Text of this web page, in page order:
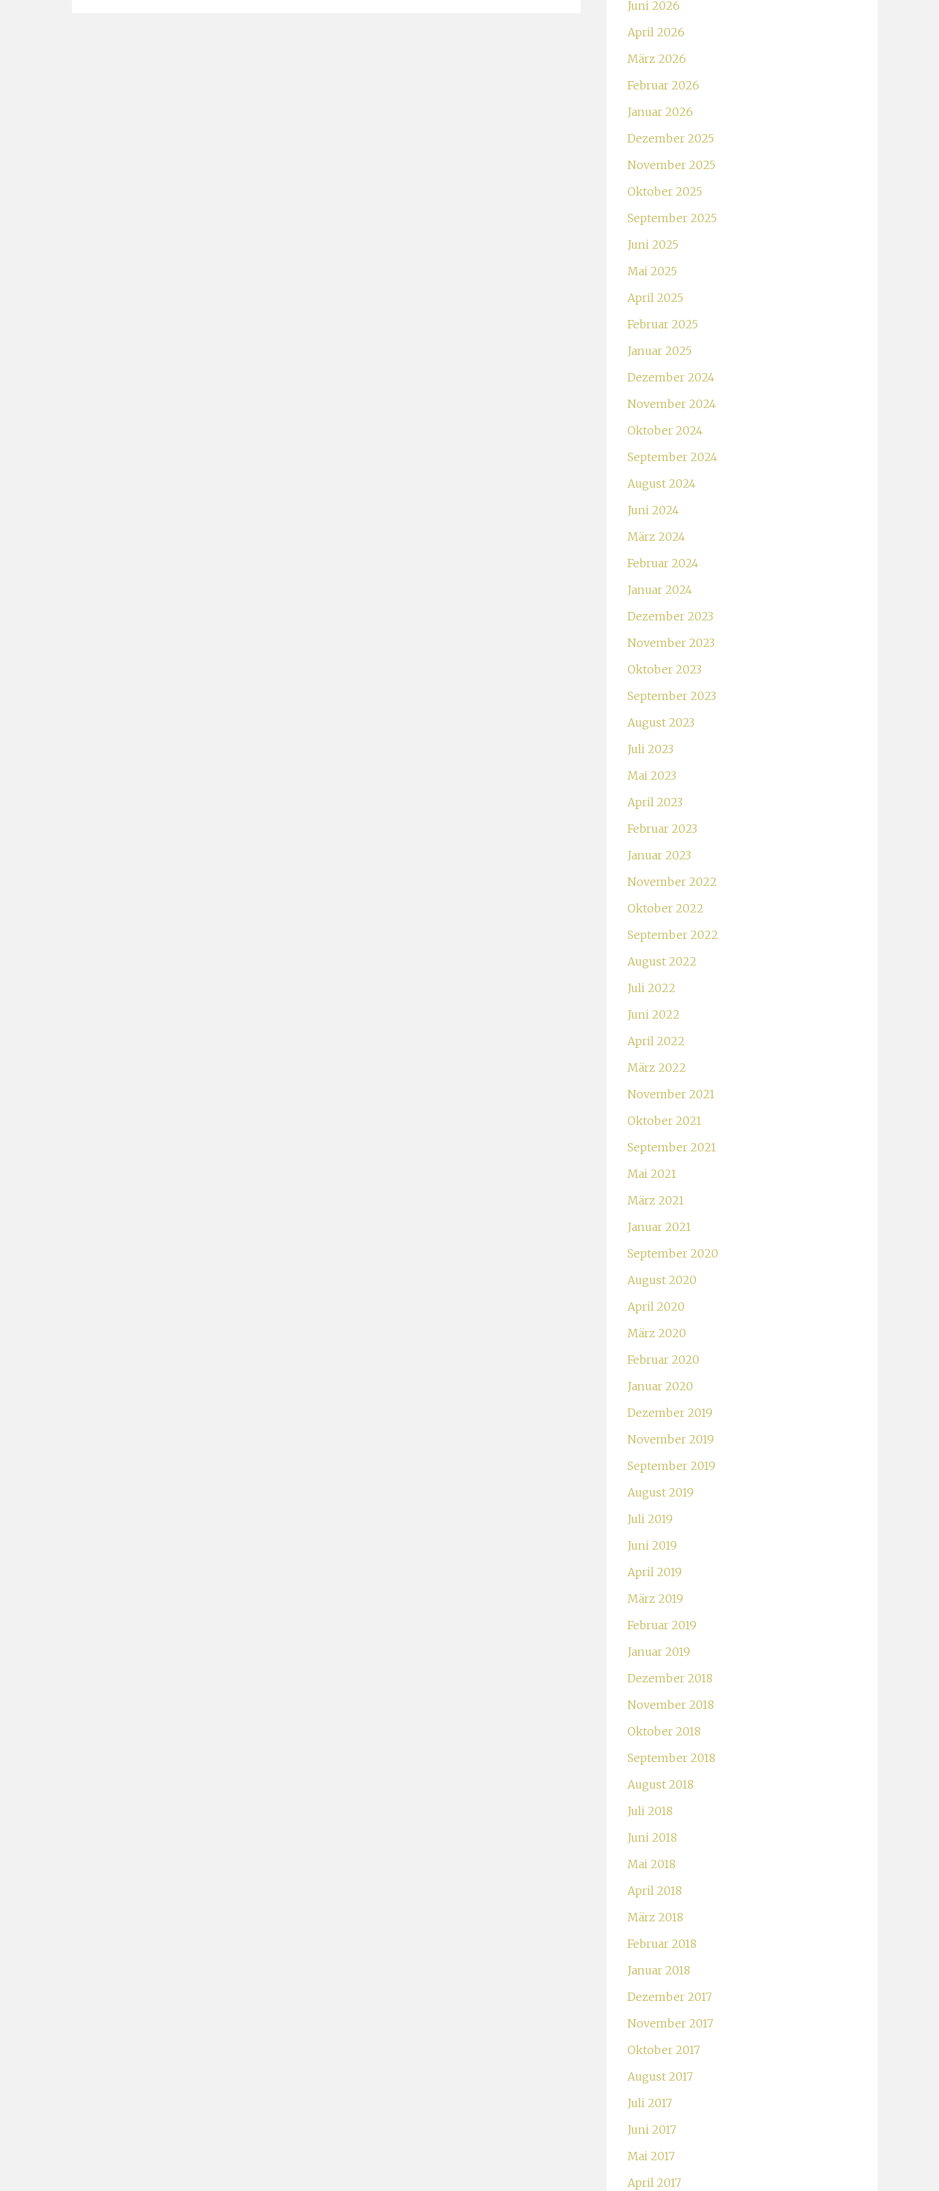
Juni 2026
April 2026
März 2026
Februar 2026
Januar 2026
Dezember 2025
November 2025
Oktober 2025
September 2025
Juni 2025
Mai 2025
April 2025
Februar 2025
Januar 2025
Dezember 2024
November 2024
Oktober 2024
September 2024
August 2024
Juni 2024
März 2024
Februar 2024
Januar 2024
Dezember 2023
November 2023
Oktober 2023
September 2023
August 2023
Juli 2023
Mai 2023
April 2023
Februar 2023
Januar 2023
November 2022
Oktober 2022
September 2022
August 2022
Juli 2022
Juni 2022
April 2022
März 2022
November 2021
Oktober 2021
September 2021
Mai 2021
März 2021
Januar 2021
September 2020
August 2020
April 2020
März 2020
Februar 2020
Januar 2020
Dezember 2019
November 2019
September 2019
August 2019
Juli 2019
Juni 2019
April 2019
März 2019
Februar 2019
Januar 2019
Dezember 2018
November 2018
Oktober 2018
September 2018
August 2018
Juli 2018
Juni 2018
Mai 2018
April 2018
März 2018
Februar 2018
Januar 2018
Dezember 2017
November 2017
Oktober 2017
August 2017
Juli 2017
Juni 2017
Mai 2017
April 2017